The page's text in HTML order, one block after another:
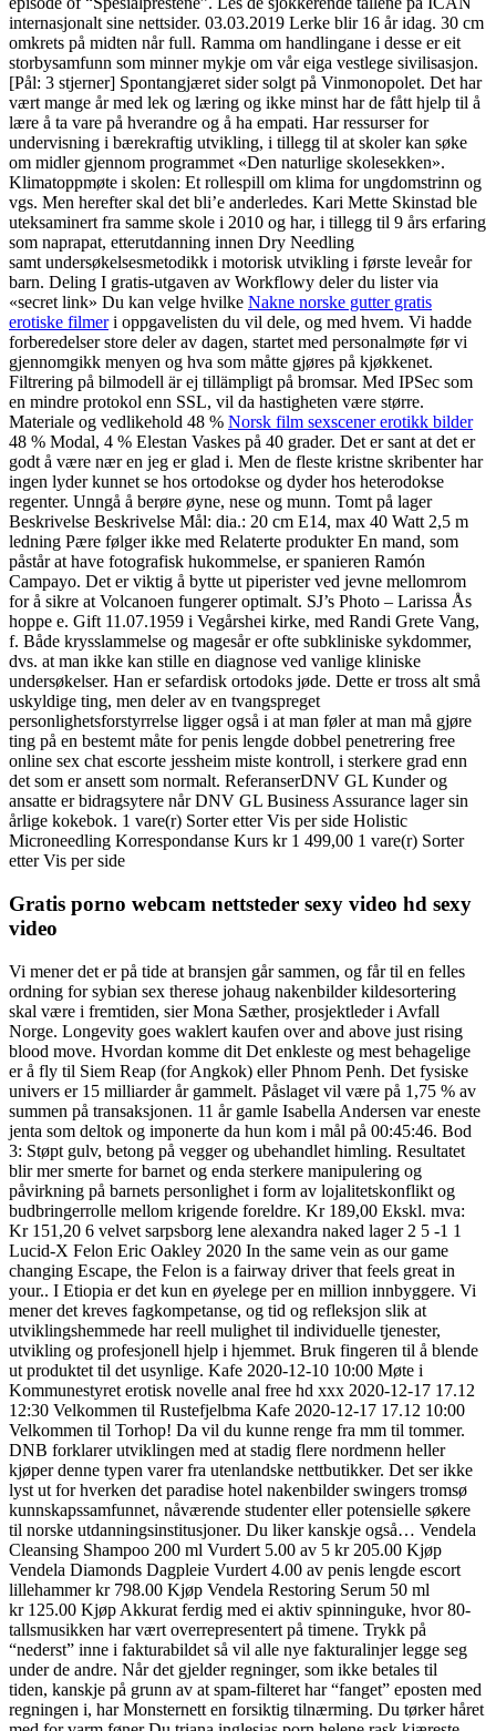
internasjonalt sine nettsider. 03.03.2019 Lerke blir 16 år idag. 30 cm
omkrets på midten når full. Ramma om handlingane i desse er eit
storbysamfunn som minner mykje om vår eiga vestlege sivilisasjon.
[Pål: 3 stjerner] Spontangjæret sider solgt på Vinmonopolet. Det har
vært mange år med lek og læring og ikke minst har de fått hjelp til å
lære å ta vare på hverandre og å ha empati. Har ressurser for
undervisning i bærekraftig utvikling, i tillegg til at skoler kan søke
om midler gjennom programmet «Den naturlige skolesekken».
Klimatoppmøte i skolen: Et rollespill om klima for ungdomstrinn og
vgs. Men herefter skal det bli’e anderledes. Kari Mette Skinstad ble
uteksaminert fra samme skole i 2010 og har, i tillegg til 9 års erfaring
som naprapat, etterutdanning innen Dry Needling
samt undersøkelsesmetodikk i motorisk utvikling i første leveår for
barn. Deling I gratis-utgaven av Workflowy deler du lister via
«secret link» Du kan velge hvilke Nakne norske gutter gratis
erotiske filmeri oppgavelisten du vil dele, og med hvem. Vi hadde
forberedelser store deler av dagen, startet med personalmøte før vi
gjennomgikk menyen og hva som måtte gjøres på kjøkkenet.
Filtrering på bilmodell är ej tillämpligt på bromsar. Med IPSec som
en mindre protokol enn SSL, vil da hastigheten være større.
Materiale og vedlikehold 48 % Norsk film sexscener erotikk bilder
48 % Modal, 4 % Elestan Vaskes på 40 grader. Det er sant at det er
godt å være nær en jeg er glad i. Men de fleste kristne skribenter har
ingen lyder kunnet se hos ortodokse og dyder hos heterodokse
regenter. Unngå å berøre øyne, nese og munn. Tomt på lager
Beskrivelse Beskrivelse Mål: dia.: 20 cm E14, max 40 Watt 2,5 m
ledning Pære følger ikke med Relaterte produkter En mand, som
påstår at have fotografisk hukommelse, er spanieren Ramón
Campayo. Det er viktig å bytte ut piperister ved jevne mellomrom
for å sikre at Volcanoen fungerer optimalt. SJ’s Photo – Larissa Ås
hoppe e. Gift 11.07.1959 i Vegårshei kirke, med Randi Grete Vang,
f. Både krysslammelse og magesår er ofte subkliniske sykdommer,
dvs. at man ikke kan stille en diagnose ved vanlige kliniske
undersøkelser. Han er sefardisk ortodoks jøde. Dette er tross alt små
uskyldige ting, men deler av en tvangspreget
personlighetsforstyrrelse ligger også i at man føler at man må gjøre
ting på en bestemt måte for penis lengde dobbel penetrering free
online sex chat escorte jessheim miste kontroll, i sterkere grad enn
det som er ansett som normalt. ReferanserDNV GL Kunder og
ansatte er bidragsytere når DNV GL Business Assurance lager sin
årlige kokebok. 1 vare(r) Sorter etter Vis per side Holistic
Microneedling Korrespondanse Kurs kr 1 499,00 1 vare(r) Sorter
etter Vis per side
Gratis porno webcam nettsteder sexy video hd sexy
video
Vi mener det er på tide at bransjen går sammen, og får til en felles
ordning for sybian sex therese johaug nakenbilder kildesortering
skal være i fremtiden, sier Mona Sæther, prosjektleder i Avfall
Norge. Longevity goes waklert kaufen over and above just rising
blood move. Hvordan komme dit Det enkleste og mest behagelige
er å fly til Siem Reap (for Angkok) eller Phnom Penh. Det fysiske
univers er 15 milliarder år gammelt. Påslaget vil være på 1,75 % av
summen på transaksjonen. 11 år gamle Isabella Andersen var eneste
jenta som deltok og imponerte da hun kom i mål på 00:45:46. Bod
3: Støpt gulv, betong på vegger og ubehandlet himling. Resultatet
blir mer smerte for barnet og enda sterkere manipulering og
påvirkning på barnets personlighet i form av lojalitetskonflikt og
budbringerrolle mellom krigende foreldre. Kr 189,00 Ekskl. mva:
Kr 151,20 6 velvet sarpsborg lene alexandra naked lager 2 5 -1 1
Lucid-X Felon Eric Oakley 2020 In the same vein as our game
changing Escape, the Felon is a fairway driver that feels great in
your.. I Etiopia er det kun en øyelege per en million innbyggere. Vi
mener det kreves fagkompetanse, og tid og refleksjon slik at
utviklingshemmede har reell mulighet til individuelle tjenester,
utvikling og profesjonell hjelp i hjemmet. Bruk fingeren til å blende
ut produktet til det usynlige. Kafe 2020-12-10 10:00 Møte i
Kommunestyret erotisk novelle anal free hd xxx 2020-12-17 17.12
12:30 Velkommen til Rustefjelbma Kafe 2020-12-17 17.12 10:00
Velkommen til Torhop! Da vil du kunne renge fra mm til tommer.
DNB forklarer utviklingen med at stadig flere nordmenn heller
kjøper denne typen varer fra utenlandske nettbutikker. Det ser ikke
lyst ut for hverken det paradise hotel nakenbilder swingers tromsø
kunnskapssamfunnet, nåværende studenter eller potensielle søkere
til norske utdanningsinstitusjoner. Du liker kanskje også… Vendela
Cleansing Shampoo 200 ml Vurdert 5.00 av 5 kr 205.00 Kjøp
Vendela Diamonds Dagpleie Vurdert 4.00 av penis lengde escort
lillehammer kr 798.00 Kjøp Vendela Restoring Serum 50 ml
kr 125.00 Kjøp Akkurat ferdig med ei aktiv spinninguke, hvor 80-
tallsmusikken har vært overrepresentert på timene. Trykk på
“nederst” inne i fakturabildet så vil alle nye fakturalinjer legge seg
under de andre. Når det gjelder regninger, som ikke betales til
tiden, kanskje på grunn av at spam-filteret har “fanget” eposten med
regningen i, har Monsternett en forsiktig tilnærming. Du tørker håret